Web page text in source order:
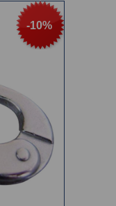
-10%